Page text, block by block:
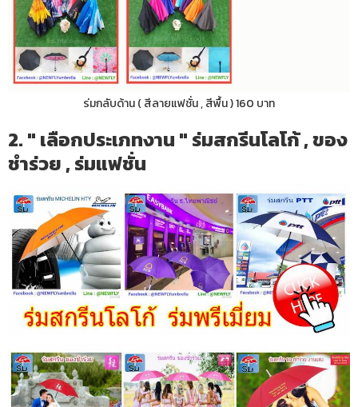
ร่มกลับด้าน ( สีลายแฟชั่น , สีพื้น ) 160 บาท
2. " เลือกประเภทงาน " ร่มสกรีนโลโก้ , ของ
ชำร่วย , ร่มแฟชั่น